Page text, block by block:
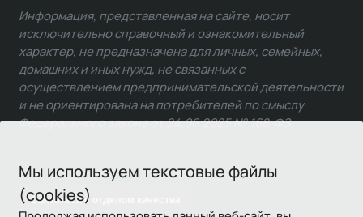
Мы используем текстовые файлы
(cookies)
Связаться с отделом качества
Информация, представленная на сайте, носит
исключительно справочный и ознакомительный
характер, не предназначена для личных, семейных,
домашних и иных нужд, не связанных с
осуществлением предпринимательской деятельности
и не ориентирована на потребителей по смыслу
Федерального закона от 24.06.2025 № 168-ФЗ.